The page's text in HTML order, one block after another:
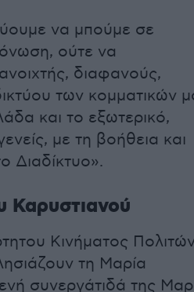
να μπούμε σε
ούτε να
διαφανούς,
των κομματικών
και το εξωτερικό,
με τη βοήθεια και
Διαδίκτυο».
Καρυστιανού
Κινήματος
τη Μαρία
συνεργάτιδά της